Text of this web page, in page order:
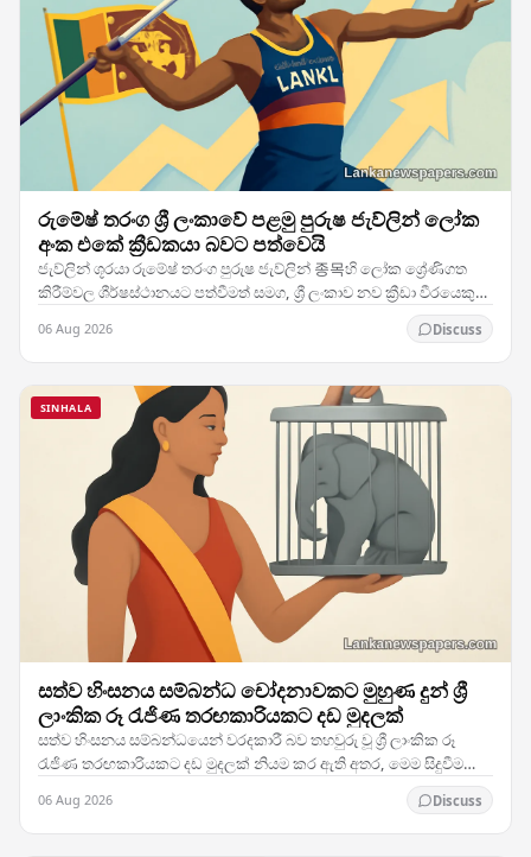
රුමේෂ් තරංග ශ්‍රී ලංකාවේ පළමු පුරුෂ ජැව්ලින් ලෝක
අංක එකේ ක්‍රීඩකයා බවට පත්වෙයි
ජැව්ලින් ශූරයා රුමේෂ් තරංග පුරුෂ ජැව්ලින් 종목හි ලෝක ශ්‍රේණිගත
කිරීම්වල ශීර්ෂස්ථානයට පත්වීමත් සමග, ශ්‍රී ලංකාව නව ක්‍රීඩා වීරයෙකු
06 Aug 2026 Discuss
SINHALA
සත්ව හිංසනය සම්බන්ධ චෝදනාවකට මුහුණ දුන් ශ්‍රී
ලාංකික රූ රැජිණ තරඟකාරියකට දඩ මුදලක්
සත්ව හිංසනය සම්බන්ධයෙන් වරදකාරී බව තහවුරු වූ ශ්‍රී ලාංකික රූ
රැජිණ තරඟකාරියකට දඩ මුදලක් නියම කර ඇති අතර, මෙම සිදුවීම
06 Aug 2026 Discuss